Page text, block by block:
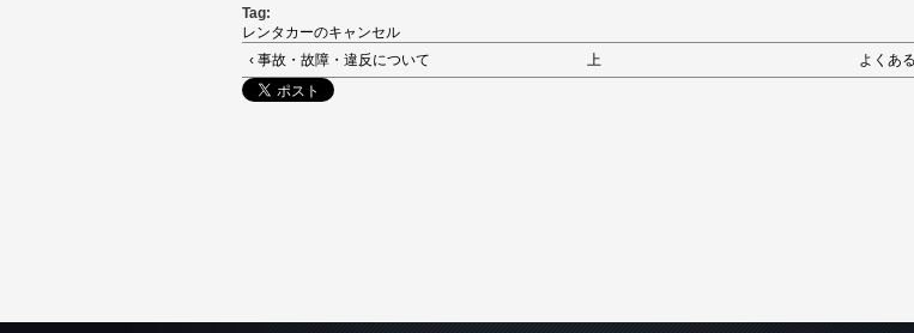
Tag:
レンタカーのキャンセル
‹ 事故・故障・違反について
上 よくあ